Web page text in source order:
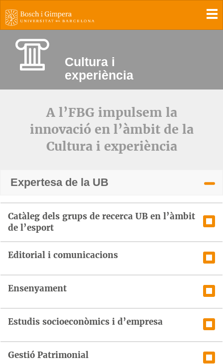
Cultura i
experiència
A l’FBG impulsem la
innovació en l’àmbit de la
Cultura i experiència
Expertesa de la UB
Catàleg dels grups de recerca UB en l’àmbit
de l’esport
Editorial i comunicacions
Ensenyament
Estudis socioeconòmics i d’empresa
Gestió Patrimonial